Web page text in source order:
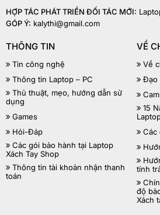
HỢP TÁC PHÁT TRIỂN ĐỐI TÁC MỚI:
GÓP Ý: kalythi@gmail.com
THÔNG TIN
Tin công nghệ
Thông tin Laptop – PC
Thủ thuật, mẹo, hướng dẫn sử
dụng
Games
Hỏi-Đáp
Các gói bảo hành tại Laptop
Xách Tay Shop
Thông tin tài khoản nhận thanh
toán
VỀ
Về
Đạo
15
Các
tính
độ
Xách